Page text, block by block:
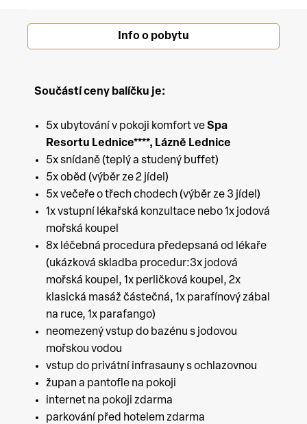
Info o pobytu
Součástí ceny balíčku je:
5x ubytování v pokoji komfort veSpa
Resortu Lednice****, Lázně Lednice
5x snídaně (teplý a studený buffet)
5x oběd (výběr ze 2 jídel)
5x večeře o třech chodech (výběr ze 3 jídel)
1x vstupní lékařská konzultace nebo 1x jodová
mořská koupel
8x léčebná procedura předepsaná od lékaře
(ukázková skladba procedur:3x jodová
mořská koupel, 1x perličková koupel, 2x
klasická masáž částečná, 1x parafínový zábal
na ruce, 1x parafango)
neomezený vstup do bazénu s jodovou
mořskou vodou
vstup do privátní infrasauny s ochlazovnou
župan a pantofle na pokoji
internet na pokoji zdarma
parkování před hotelem zdarma